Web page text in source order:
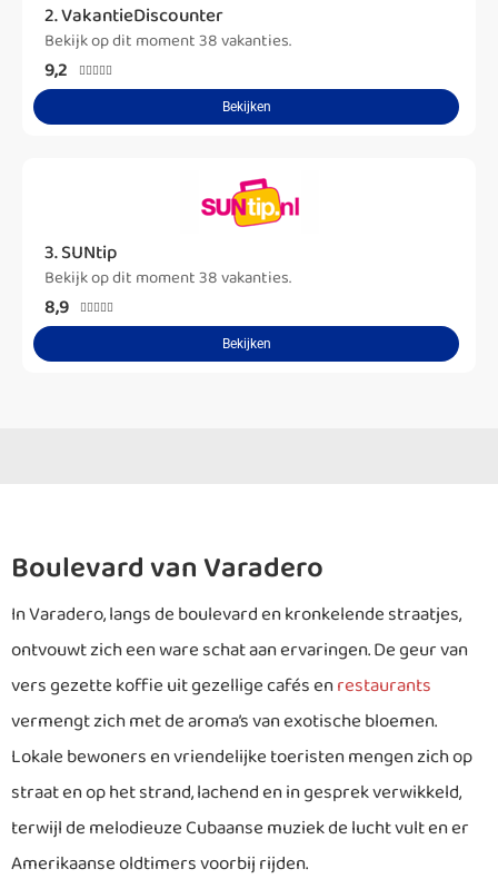
2. VakantieDiscounter
Bekijk op dit moment 38 vakanties.
9,2 
Bekijken
3. SUNtip
Bekijk op dit moment 38 vakanties.
8,9 
Bekijken
Boulevard van Varadero
In Varadero, langs de boulevard en kronkelende straatjes,
ontvouwt zich een ware schat aan ervaringen. De geur van
vers gezette koffie uit gezellige cafés enrestaurants
vermengt zich met de aroma’s van exotische bloemen.
Lokale bewoners en vriendelijke toeristen mengen zich op
straat en op het strand, lachend en in gesprek verwikkeld,
terwijl de melodieuze Cubaanse muziek de lucht vult en er
Amerikaanse oldtimers voorbij rijden.